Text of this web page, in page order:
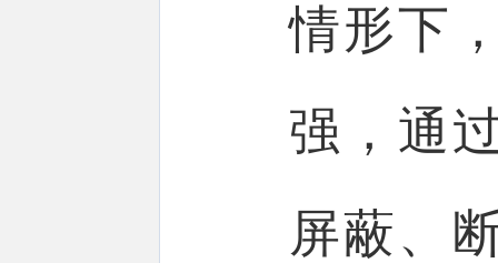
情形下
强，通
屏蔽、